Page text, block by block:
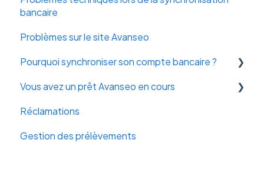
bancaire
Problèmes sur le site Avanseo
Pourquoi synchroniser son compte bancaire ?
Pourquoi ?
Sécurité
Vous avez un prêt Avanseo en cours
Remboursement
Documents & Informations sur le prêt
Réclamations
Gestion des prélèvements